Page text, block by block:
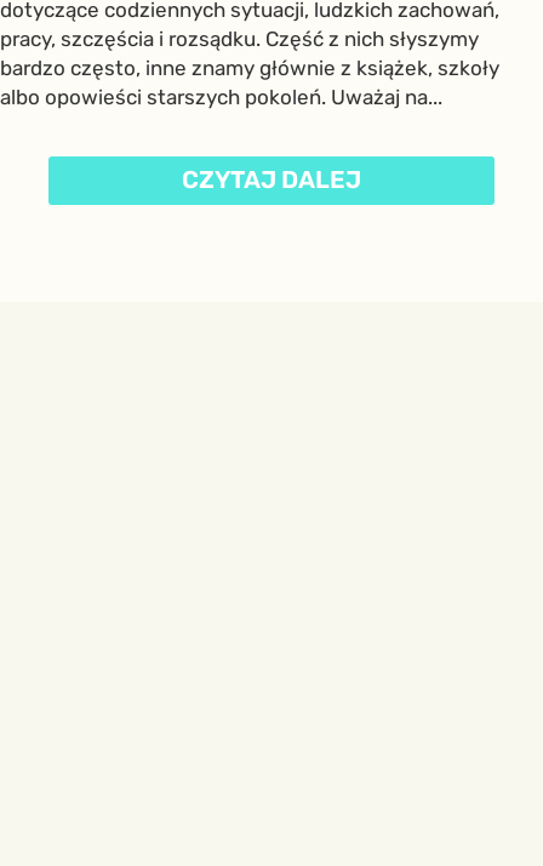
dotyczące codziennych sytuacji, ludzkich zachowań,
pracy, szczęścia i rozsądku. Część z nich słyszymy
bardzo często, inne znamy głównie z książek, szkoły
albo opowieści starszych pokoleń. Uważaj na...
CZYTAJ DALEJ